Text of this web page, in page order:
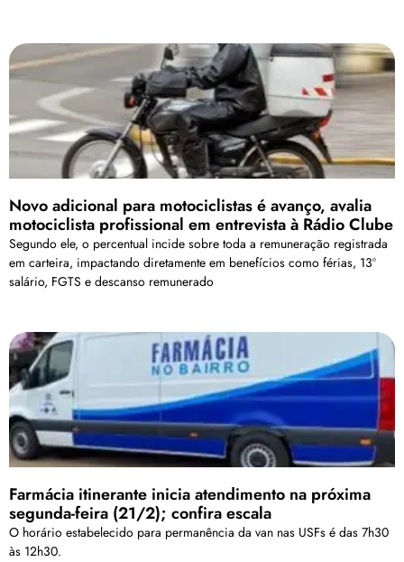
Novo adicional para motociclistas é avanço, avalia
motociclista profissional em entrevista à Rádio Clube
Segundo ele, o percentual incide sobre toda a remuneração registrada
em carteira, impactando diretamente em benefícios como férias, 13º
salário, FGTS e descanso remunerado
Farmácia itinerante inicia atendimento na próxima
segunda-feira (21/2); confira escala
O horário estabelecido para permanência da van nas USFs é das 7h30
às 12h30.